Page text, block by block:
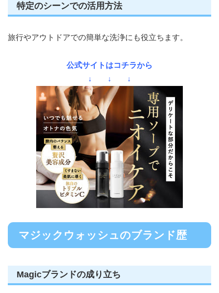
特定のシーンでの活用方法
旅行やアウトドアでの簡単な洗浄にも役立ちます。
公式サイトはコチラから
↓ ↓ ↓
マジックウォッシュのブランド歴
Magicブランドの成り立ち